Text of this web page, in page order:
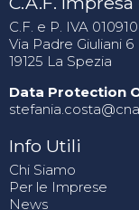
C.F. e P. IVA
Via Padre Giuliani 6
19125 La Spezia
Data Protection
Info Utili
Chi Siamo
Per le Imprese
News